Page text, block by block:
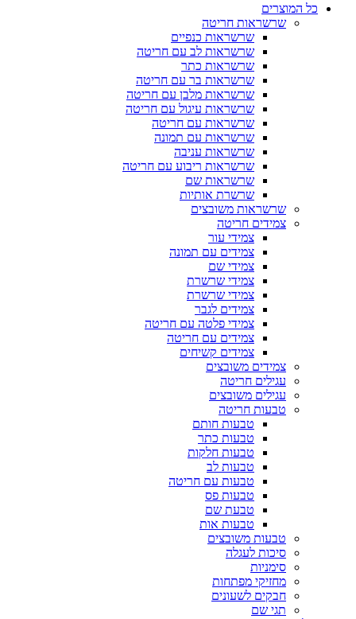
כל המוצרים
שרשראות חריטה
שרשראות כנפיים
שרשראות לב עם חריטה
שרשראות כתר
שרשראות בר עם חריטה
שרשראות מלבן עם חריטה
שרשראות עיגול עם חריטה
שרשראות עם חריטה
שרשראות עם תמונה
שרשראות עניבה
שרשראות ריבוע עם חריטה
שרשראות שם
שרשרת אותיות
שרשראות משובצים
צמידים חריטה
צמידי עור
צמידים עם תמונה
צמידי שם
צמידי שרשרת
צמידי שרשרת
צמידים לגבר
צמידי פלטה עם חריטה
צמידים עם חריטה
צמידים קשיחים
צמידים משובצים
עגילים חריטה
עגילים משובצים
טבעות חריטה
טבעות חותם
טבעות כתר
טבעות חלקות
טבעות לב
טבעות עם חריטה
טבעות פס
טבעת שם
טבעות אות
טבעות משובצים
סיכות לעגלה
סימניות
מחזיקי מפתחות
חבקים לשעונים
תגי שם